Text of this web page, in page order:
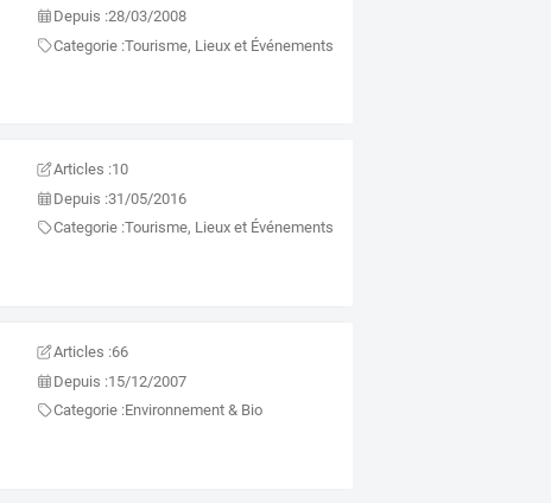
Depuis :28/03/2008
Categorie :Tourisme, Lieux et Événements
Articles :10
Depuis :31/05/2016
Categorie :Tourisme, Lieux et Événements
Articles :66
Depuis :15/12/2007
Categorie :Environnement & Bio